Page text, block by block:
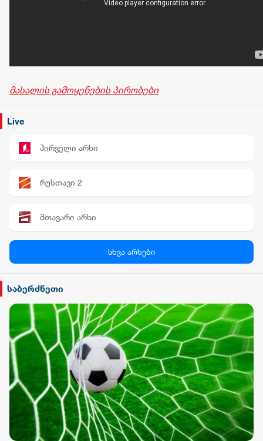
მასალის გამოყენების პირობები
Live
პირველი არხი
რუსთავი 2
მთავარი არხი
სილქ უნივერსალი
TV პირველი
ფორმულა
რიონი
სხვა არხები
საბერძნეთი